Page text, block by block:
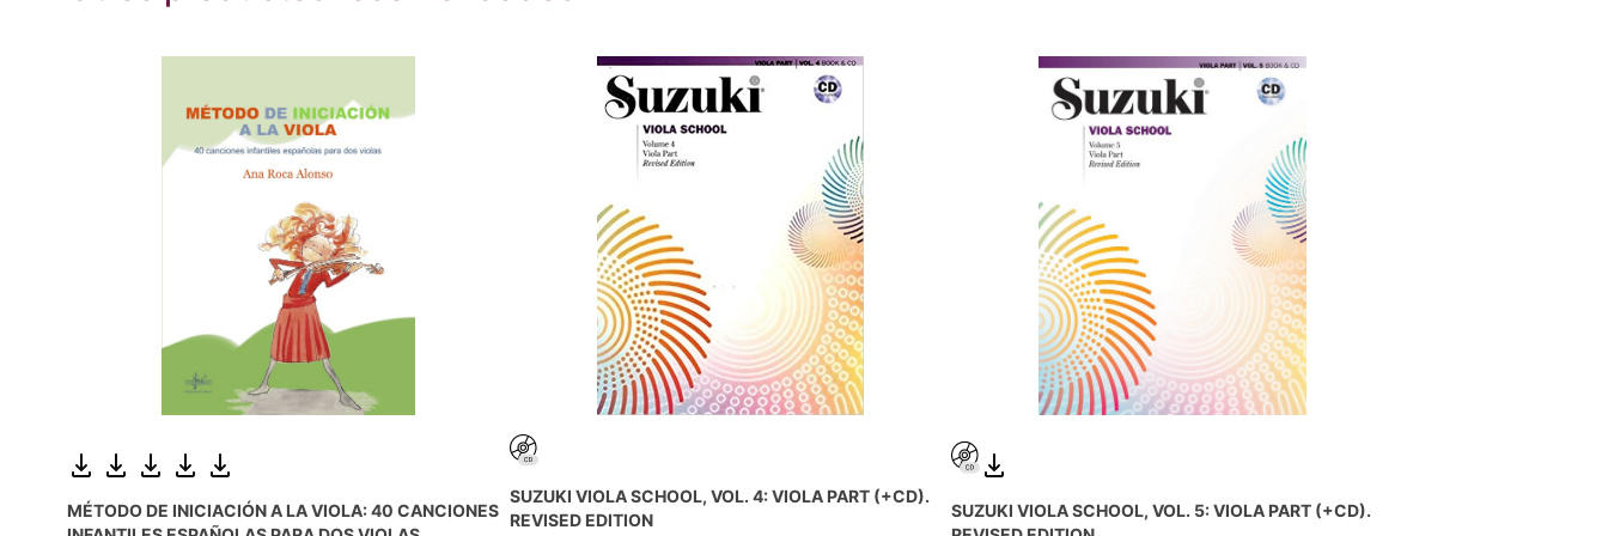
MÉTODO DE INICIACIÓN A LA VIOLA: 40 CANCIONES
SUZUKI VIOLA SCHOOL, VOL. 4: VIOLA PART (+CD).
REVISED EDITION
SUZUKI VIOLA SCHOOL, VOL. 5: VIOLA PART (+CD).